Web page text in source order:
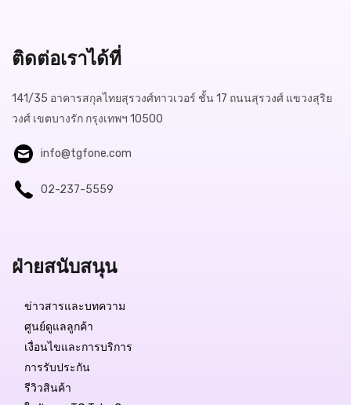
ติดต่อเราได้ที่
141/35 อาคารสกุลไทยสุรวงศ์ทาวเวอร์ ชั้น 17 ถนนสุรวงศ์ แขวงสุริย
วงศ์ เขตบางรัก กรุงเทพฯ 10500
info@tgfone.com
02-237-5559
ฝ่ายสนับสนุน
ข่าวสารและบทความ
ศูนย์ดูแลลูกค้า
เงื่อนไขและการบริการ
การรับประกัน
รีวิวสินค้า